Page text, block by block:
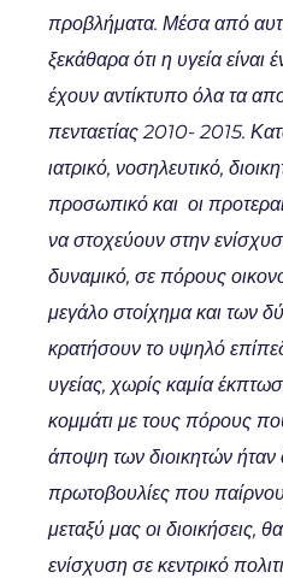
προβλήματα. Μέσα από
ξεκάθαρα ότι η υγεία είναι
έχουν αντίκτυπο όλα τα
πενταετίας 2010- 2015.
ιατρικό, νοσηλευτικό,
προσωπικό και οι
να στοχεύουν στην
δυναμικό, σε πόρους
μεγάλο στοίχημα και των
κρατήσουν το υψηλό
υγείας, χωρίς καμία
κομμάτι με τους πόρους
άποψη των διοικητών ήταν
πρωτοβουλίες που
μεταξύ μας οι διοικήσεις,
ενίσχυση σε κεντρικό